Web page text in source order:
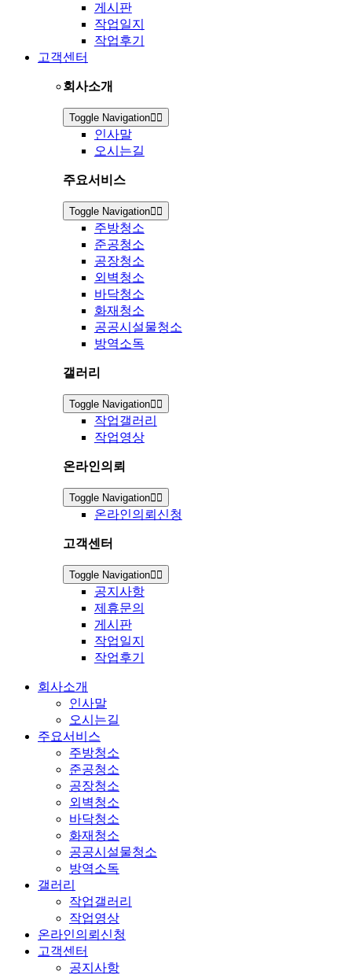
게시판
작업일지
작업후기
고객센터
회사소개
Toggle Navigation
인사말
오시는길
주요서비스
Toggle Navigation
주방청소
준공청소
공장청소
외벽청소
바닥청소
화재청소
공공시설물청소
방역소독
갤러리
Toggle Navigation
작업갤러리
작업영상
온라인의뢰
Toggle Navigation
온라인의뢰신청
고객센터
Toggle Navigation
공지사항
제휴문의
게시판
작업일지
작업후기
회사소개
인사말
오시는길
주요서비스
주방청소
준공청소
공장청소
외벽청소
바닥청소
화재청소
공공시설물청소
방역소독
갤러리
작업갤러리
작업영상
온라인의뢰신청
고객센터
공지사항